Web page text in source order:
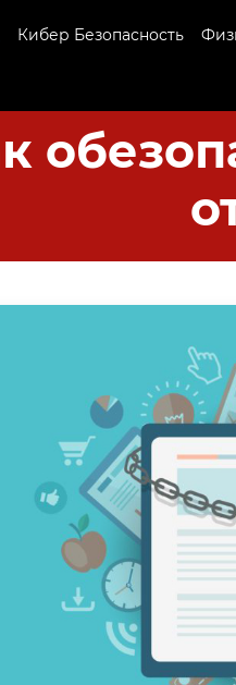
Кибер Безопасность